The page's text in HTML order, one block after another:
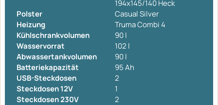
194x145/140 Heck
Polster
Casual Silver
Heizung
Truma Combi 4
Kühlschrankvolumen
90 l
Wasservorrat
102 l
Abwassertankvolumen
90 l
Batteriekapazität
95 Ah
USB-Steckdosen
2
Steckdosen 12V
1
Steckdosen 230V
2